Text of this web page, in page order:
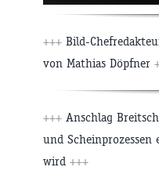
+++ Bild-
von Mathias Döpfner
+++ Anschlag
und Scheinprozessen
wird +++